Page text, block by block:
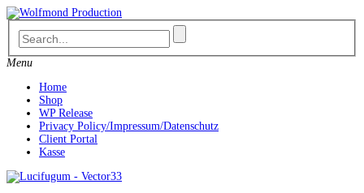
Skip
to
content
Menu
Home
Shop
WP Release
Privacy Policy/Impressum/Datenschutz
Client Portal
Kasse